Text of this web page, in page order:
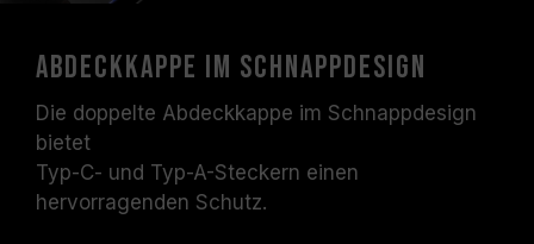
Abdeckkappe im Schnappdesign
Die doppelte Abdeckkappe im Schnappdesign
bietet
Typ-C- und Typ-A-Steckern einen
hervorragenden Schutz.